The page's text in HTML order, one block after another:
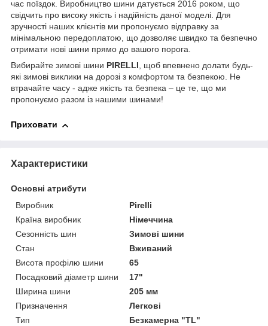
час поїздок. Виробництво шини датується 2016 роком, що
свідчить про високу якість і надійність даної моделі. Для
зручності наших клієнтів ми пропонуємо відправку за
мінімальною передоплатою, що дозволяє швидко та безпечно
отримати нові шини прямо до вашого порога.
Вибирайте зимові шини PIRELLI, щоб впевнено долати будь-
які зимові виклики на дорозі з комфортом та безпекою. Не
втрачайте часу - адже якість та безпека – це те, що ми
пропонуємо разом із нашими шинами!
Приховати
Характеристики
Основні атрибути
Виробник
Pirelli
Країна виробник
Німеччина
Сезонність шин
Зимові шини
Стан
Вживаний
Висота профілю шини
65
Посадковий діаметр шини
17"
Ширина шини
205 мм
Призначення
Легкові
Тип
Безкамерна "TL"